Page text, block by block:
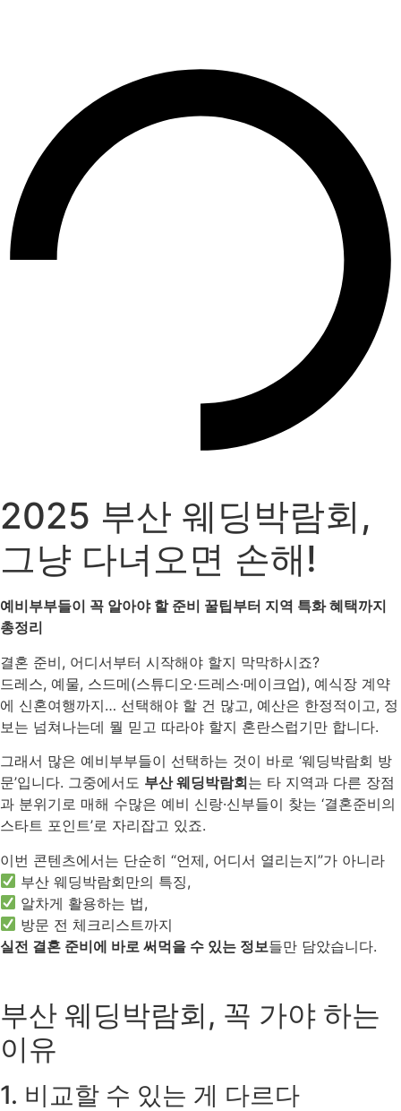
2025 부산 웨딩박람회,
그냥 다녀오면 손해!
예비부부들이 꼭 알아야 할 준비 꿀팁부터 지역 특화 혜택까지
총정리
결혼 준비, 어디서부터 시작해야 할지 막막하시죠?
드레스, 예물, 스드메(스튜디오·드레스·메이크업), 예식장 계약
에 신혼여행까지… 선택해야 할 건 많고, 예산은 한정적이고, 정
보는 넘쳐나는데 뭘 믿고 따라야 할지 혼란스럽기만 합니다.
그래서 많은 예비부부들이 선택하는 것이 바로 ‘웨딩박람회 방
문’입니다. 그중에서도 부산 웨딩박람회는 타 지역과 다른 장점
과 분위기로 매해 수많은 예비 신랑·신부들이 찾는 ‘결혼준비의
스타트 포인트’로 자리잡고 있죠.
이번 콘텐츠에서는 단순히 “언제, 어디서 열리는지”가 아니라
부산 웨딩박람회만의 특징,
알차게 활용하는 법,
방문 전 체크리스트까지
실전 결혼 준비에 바로 써먹을 수 있는 정보들만 담았습니다.
부산 웨딩박람회, 꼭 가야 하는
이유
1. 비교할 수 있는 게 다르다